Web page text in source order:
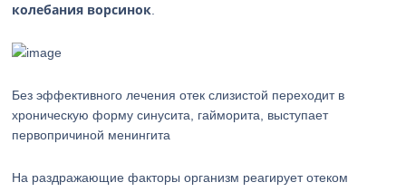
колебания ворсинок
Без эффективного лечения отек слизистой переходит в
хроническую форму синусита, гайморита, выступает
первопричиной менингита
На раздражающие факторы организм реагирует отеком